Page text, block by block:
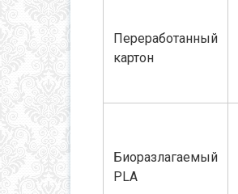
Переработанный
картон
Биоразлагаемый
PLA